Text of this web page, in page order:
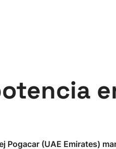
Pogacar (UAE Emirates)